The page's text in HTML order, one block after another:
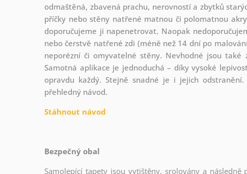
odmaštěná, zbavená prachu, nerovností a zbytků
příčky nebo stěny natřené matnou či polomatnou
doporučujeme ji napenetrovat. Naopak
nebo čerstvě natřené zdi (méně než 14 dní po
neporézní či omyvatelné stěny. Nevhodné jsou
Samotná aplikace je jednoduchá – díky vysoké
opravdu každý. Stejně snadné je i jejich
přehledný návod.
Stáhnout návod
Bezpečný obal
Samolepící tapety jsou vytištěny, srolovány a